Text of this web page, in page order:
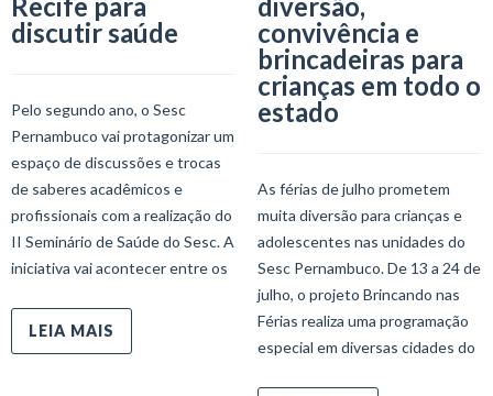
discutir saúde
Pelo segundo ano, o Sesc
Pernambuco vai protagonizar um
espaço de discussões e trocas
de saberes acadêmicos e
profissionais com a realização do
II Seminário de Saúde do Sesc. A
iniciativa vai acontecer entre os
LEIA MAIS
convivência e
brincadeiras para
crianças em todo o
estado
As férias de julho prometem
muita diversão para crianças e
adolescentes nas unidades do
Sesc Pernambuco. De 13 a 24 de
julho, o projeto Brincando nas
Férias realiza uma programação
especial em diversas cidades do